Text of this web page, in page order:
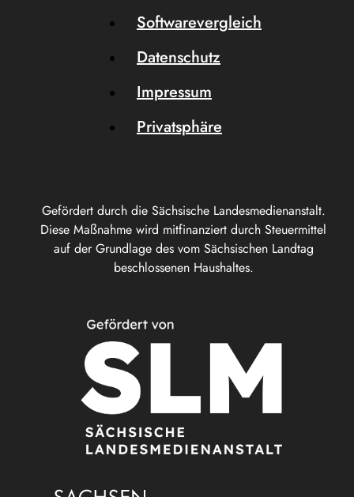
Gefördert durch die Sächsische Landesmedienanstalt.
Diese Maßnahme wird mitfinanziert durch Steuermittel
auf der Grundlage des vom Sächsischen Landtag
beschlossenen Haushaltes.
Softwarevergleich
Datenschutz
Impressum
Privatsphäre